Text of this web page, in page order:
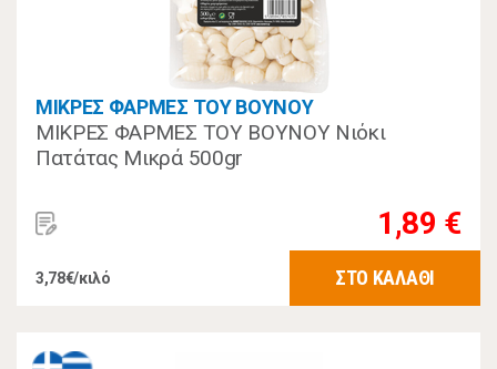
ΜΙΚΡΕΣ ΦΑΡΜΕΣ ΤΟΥ ΒΟΥΝΟΥ
ΜΙΚΡΕΣ ΦΑΡΜΕΣ ΤΟΥ ΒΟΥΝΟΥ Νιόκι
Πατάτας Μικρά 500gr
1,89 €
3,78€/κιλό ΣΤΟ ΚΑΛΑΘΙ